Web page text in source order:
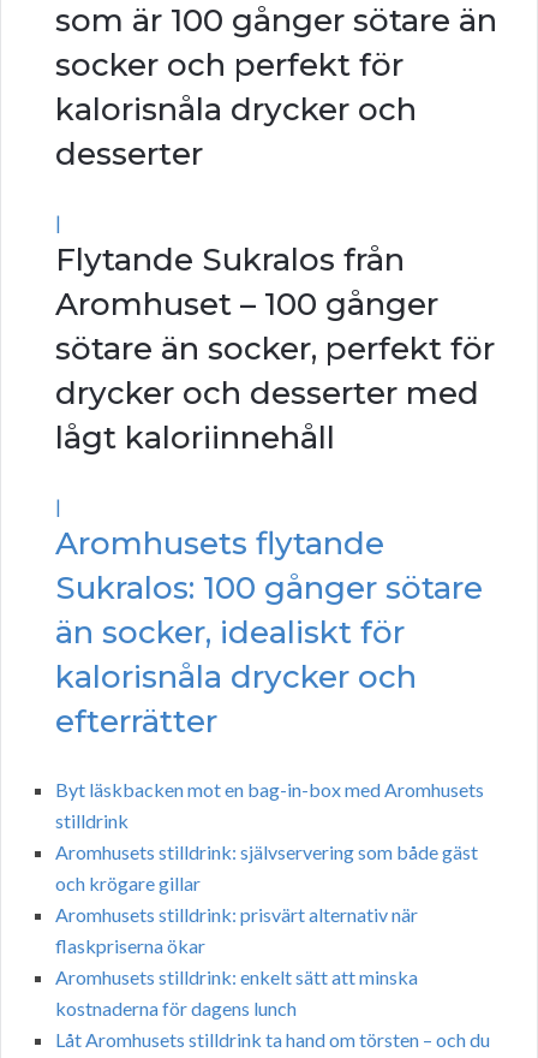
som är 100 gånger sötare än
socker och perfekt för
kalorisnåla drycker och
desserter
|
Flytande Sukralos från
Aromhuset – 100 gånger
sötare än socker, perfekt för
drycker och desserter med
lågt kaloriinnehåll
|
Aromhusets flytande
Sukralos: 100 gånger sötare
än socker, idealiskt för
kalorisnåla drycker och
efterrätter
Byt läskbacken mot en bag-in-box med Aromhusets
stilldrink
Aromhusets stilldrink: självservering som både gäst
och krögare gillar
Aromhusets stilldrink: prisvärt alternativ när
flaskpriserna ökar
Aromhusets stilldrink: enkelt sätt att minska
kostnaderna för dagens lunch
Låt Aromhusets stilldrink ta hand om törsten – och du